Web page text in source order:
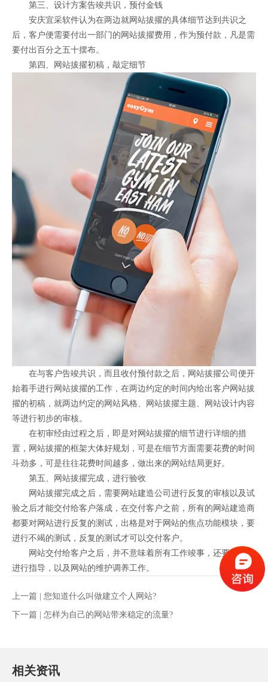
第三、设计方案告竣共识，预付金钱
安庆宜采软件认为在两边就网站拔擢的具体细节达到共识之
后，客户便需要付出一部门的网站拔擢费用，作为预付款，凡是需
要付出百分之五十摆布。
第四、网站拔擢初稿，敲定细节
在与客户告竣共识，而且收付预付款之后，网站拔擢公司便开
始着手进行网站拔擢的工作，在两边约定的时间内给出客户网站拔
擢的初稿，就两边约定的网站风格、网站拔擢主题、网站设计内容
等进行初步的审核。
在初审经由过程之后，即是对网站拔擢的细节进行详细的措
置，网站拔擢的框架大体好规划，可是在细节方面需要花费的时间
斗劲多，可是往往花费时间越多，做出来的网站结局更好。
第五、网站拔擢完成，进行验收
网站拔擢完成之后，需要网站建造公司进行反复的审核以及试
验之后才能交付给客户落成，在交付客户之前，所有的网站建造商
都要对网站进行反复的测试，出格是对于网站的焦点功能模块，要
进行不竭的测试，反复的测试才可以交付客户。
网站交付给客户之后，并不意味着所有工作竣事，还要对客户
进行指导，以及网站的维护调养工作。
上一篇 | 您知道什么叫做建立个人网站?
下一篇 | 怎样为自己的网站带来稳定的流量?
相关资讯